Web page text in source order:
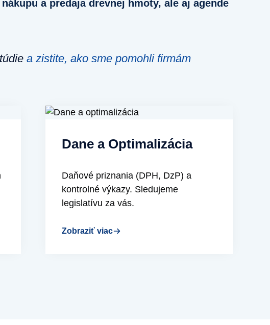
a predaja drevnej hmoty, ale aj agende
a zistite, ako sme pomohli firmám
Dane a Optimalizácia
Daňové priznania (DPH, DzP) a
kontrolné výkazy. Sledujeme
legislatívu za vás.
Zobraziť viac